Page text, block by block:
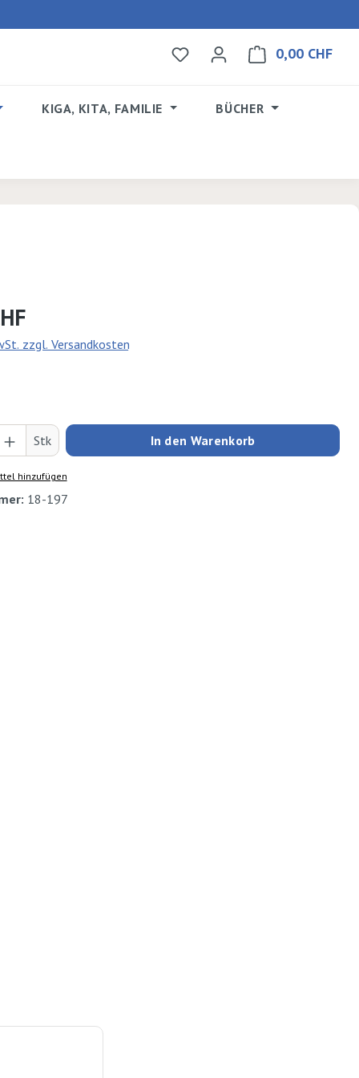
Du hast 0 Produkte auf
0,00 CHF
KIGA, KITA, FAMILIE BÜCHER
zzgl. Versandkosten
Gib den gewünschten Wert ein
Stk In den Warenkorb
hinzufügen
18-197